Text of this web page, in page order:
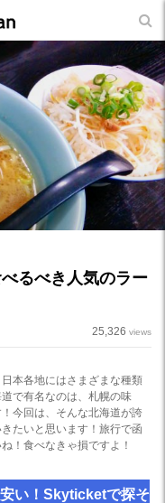
るべき人気のラー
25,326 views
本各地にはさまざまな種類
で有名なのは、札幌の味
今回は、そんな北海道が誇
たいと思います！旅行で函
！食べなきゃ損ですよ！
い！Skyticketで探そ